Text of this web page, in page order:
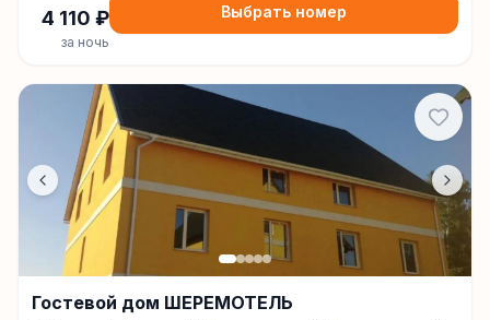
4 110 ₽
за ночь
Выбрать номер
Гостевой дом ШЕРЕМОТЕЛЬ